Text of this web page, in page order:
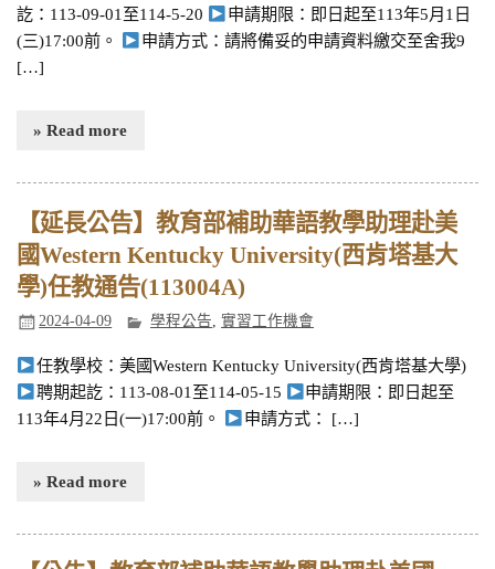
訖：113-09-01至114-5-20
申請期限：即日起至113年5月1日
(三)17:00前。
申請方式：請將備妥的申請資料繳交至舍我9
[…]
» Read more
【延長公告】教育部補助華語教學助理赴美
國Western Kentucky University(西肯塔基大
學)任教通告(113004A)
2024-04-09 學程公告 ,實習工作機會
任教學校：美國Western Kentucky University(西肯塔基大學)
聘期起訖：113-08-01至114-05-15
申請期限：即日起至
113年4月22日(一)17:00前。
申請方式： […]
» Read more